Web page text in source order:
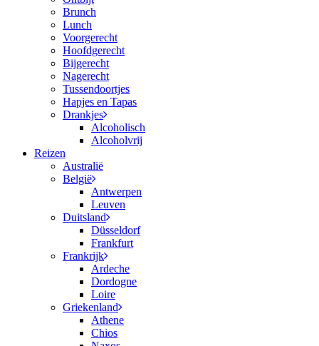
Brunch
Lunch
Voorgerecht
Hoofdgerecht
Bijgerecht
Nagerecht
Tussendoortjes
Hapjes en Tapas
Drankjes
Alcoholisch
Alcoholvrij
Reizen
Australië
België
Antwerpen
Leuven
Duitsland
Düsseldorf
Frankfurt
Frankrijk
Ardeche
Dordogne
Loire
Griekenland
Athene
Chios